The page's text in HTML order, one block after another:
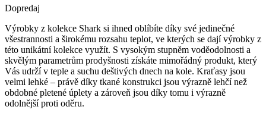
skvělým parametrům prodyšnosti získáte mimořádný produkt, který
velmi lehké – právě díky tkané konstrukci jsou výrazně lehčí než
obdobné pletené úplety a zároveň jsou díky tomu i výrazně
odolnější proti oděru.
VELIKOST
Vyberte
2 3 4 5 6 7 1+ 2+ 3+
tabulka velikostí